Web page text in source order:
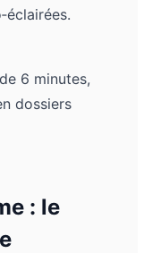
6 minutes,
dossiers
: le